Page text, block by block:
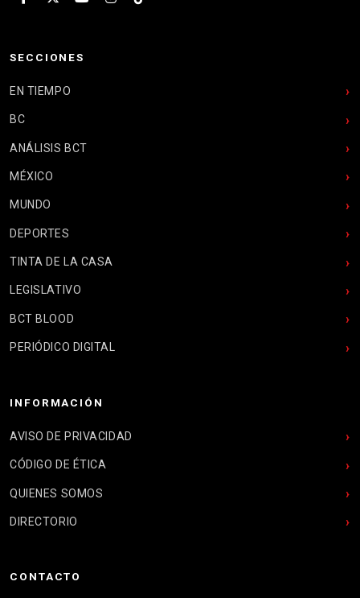
SECCIONES
EN TIEMPO
BC
ANÁLISIS BCT
MÉXICO
MUNDO
DEPORTES
TINTA DE LA CASA
LEGISLATIVO
BCT BLOOD
PERIÓDICO DIGITAL
INFORMACIÓN
AVISO DE PRIVACIDAD
CÓDIGO DE ÉTICA
QUIENES SOMOS
DIRECTORIO
CONTACTO